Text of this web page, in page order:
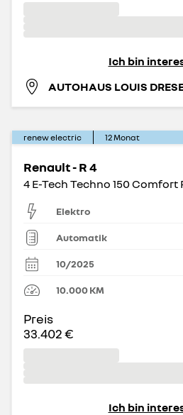
Ich bin
AUTOHAUS LOUIS
renew electric 12Monat
Renault - R 4
4 E-Tech Techno 150 Comfort
Elektro
Automatik
10/2025
10.000KM
Preis
33.402 €
Ich bin